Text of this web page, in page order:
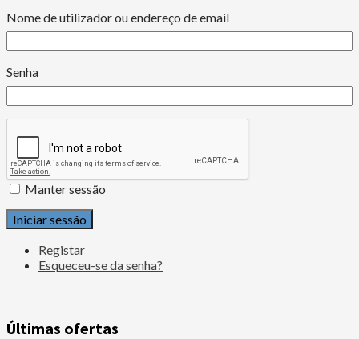
Nome de utilizador ou endereço de email
Senha
Manter sessão
Iniciar sessão
Registar
Esqueceu-se da senha?
Últimas ofertas